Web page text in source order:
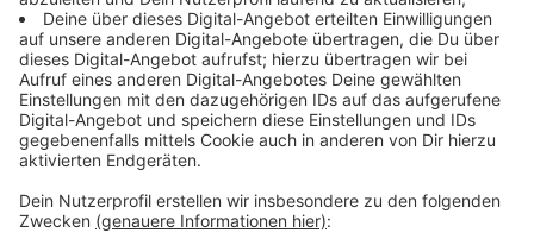
hatte ursprünglich vorgeschlagen, den Hebesatz der
Grundsteuer B um 100 Prozentpunkte anzuheben, das
hätte ein Plus von vier Millionen Euro in die Stadtkasse
gespült. Den Vorschlag hatte der Rat mit
Unterstützung der AfD und der Bürgerpartei
abgelehnt.
Anzeige